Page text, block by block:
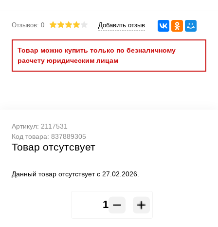
Отзывов: 0 Добавить отзыв
Товар можно купить только по безналичному
расчету юридическим лицам
Артикул: 2117531
Код товара: 837889305
Товар отсутсвует
Данный товар отсутствует с 27.02.2026.